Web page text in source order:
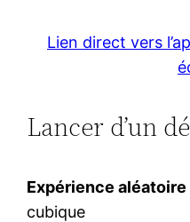
Lien direct vers
Lancer d’un
Expérience aléatoire
cubique